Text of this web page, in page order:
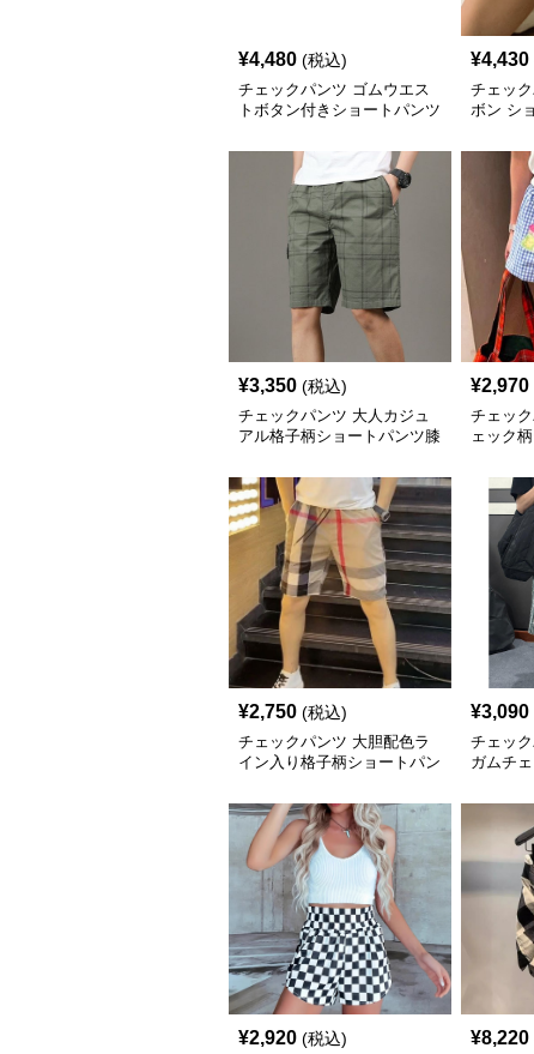
¥4,480 (税込)
チェックパンツ ゴムウエス
トボタン付きショートパンツ
¥4,430
チェッ
ボン シ
¥3,350 (税込)
チェックパンツ 大人カジュ
アル格子柄ショートパンツ膝
¥2,970
チェッ
ェック
¥2,750 (税込)
チェックパンツ 大胆配色ラ
イン入り格子柄ショートパン
¥3,090
チェッ
ガムチ
¥2,920 (税込) ¥8,220